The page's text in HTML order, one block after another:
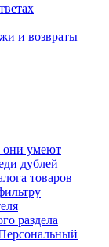
и возвраты
они умеют
дублей
товаров
раздела